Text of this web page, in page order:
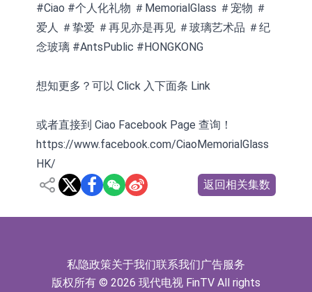
#Ciao #个人化礼物 ＃MemorialGlass ＃宠物 ＃
爱人 ＃挚爱 ＃再见亦是再见 ＃玻璃艺术品 ＃纪
念玻璃 #AntsPublic #HONGKONG
想知更多？可以 Click 入下面条 Link
或者直接到 Ciao Facebook Page 查询！
https://www.facebook.com/CiaoMemorialGlass
HK/
返回相关集数
私隐政策关于我们联系我们广告服务
版权所有 © 2026 现代电视 FinTV All rights